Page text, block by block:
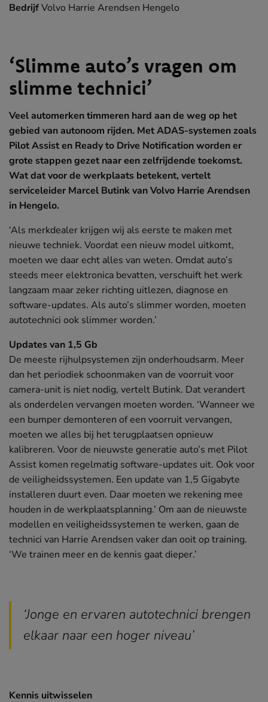
BedrijfVolvo Harrie Arendsen Hengelo
‘Slimme auto’s vragen om
slimme technici’
Veel automerken timmeren hard aan de weg op het
gebied van autonoom rijden. Met ADAS-systemen zoals
Pilot Assist en Ready to Drive Notification worden er
grote stappen gezet naar een zelfrijdende toekomst.
Wat dat voor de werkplaats betekent, vertelt
serviceleider Marcel Butink van Volvo Harrie Arendsen
in Hengelo.
‘Als merkdealer krijgen wij als eerste te maken met
nieuwe techniek. Voordat een nieuw model uitkomt,
moeten we daar echt alles van weten. Omdat auto’s
steeds meer elektronica bevatten, verschuift het werk
langzaam maar zeker richting uitlezen, diagnose en
software-updates. Als auto’s slimmer worden, moeten
autotechnici ook slimmer worden.’
Updates van 1,5 Gb
De meeste rijhulpsystemen zijn onderhoudsarm. Meer
dan het periodiek schoonmaken van de voorruit voor
camera-unit is niet nodig, vertelt Butink. Dat verandert
als onderdelen vervangen moeten worden. ‘Wanneer we
een bumper demonteren of een voorruit vervangen,
moeten we alles bij het terugplaatsen opnieuw
kalibreren. Voor de nieuwste generatie auto’s met Pilot
Assist komen regelmatig software-updates uit. Ook voor
de veiligheidssystemen. Een update van 1,5 Gigabyte
installeren duurt even. Daar moeten we rekening mee
houden in de werkplaatsplanning.’ Om aan de nieuwste
modellen en veiligheidssystemen te werken, gaan de
technici van Harrie Arendsen vaker dan ooit op training.
‘We trainen meer en de kennis gaat dieper.’
‘Jonge en ervaren autotechnici brengen
elkaar naar een hoger niveau’
Kennis uitwisselen